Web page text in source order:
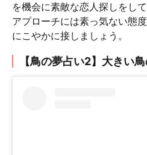
を機会に素敵な恋人探しをし
アプローチには素っ気ない態
にこやかに接しましょう。
【鳥の夢占い2】大きい